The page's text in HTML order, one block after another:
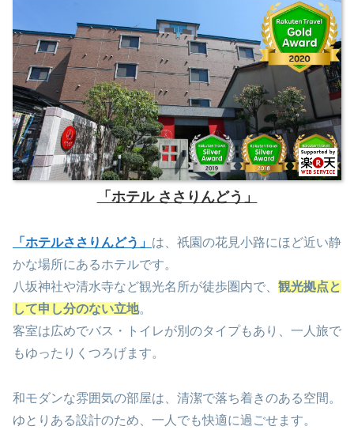
「ホテル ささりんどう」
「ホテルささりんどう」 は、祇園の花見小路にほど近い静
かな場所にあるホテルです。
八坂神社や清水寺など観光名所が徒歩圏内で、 観光拠点と
して申し分のない立地。
客室は広めでバス・トイレが別のタイプもあり、一人旅で
もゆったりくつろげます。
和モダンな雰囲気の部屋は、清潔で落ち着きのある空間。
ゆとりある設計のため、一人でも快適に過ごせます。